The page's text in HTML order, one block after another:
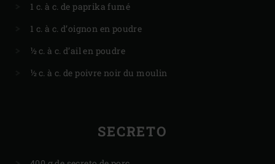
1 c. à c. de paprika fumé
1 c. à c. d’oignon en poudre
½ c. à c. d’ail en poudre
½ c. à c. de poivre noir du moulin
SECRETO